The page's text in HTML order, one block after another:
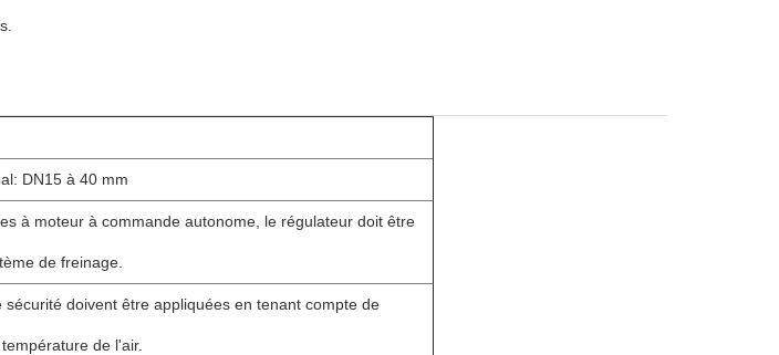
DN15 à 40 mm
à moteur à commande autonome, le régulateur doit être
de freinage.
sécurité doivent être appliquées en tenant compte de
de l'air.